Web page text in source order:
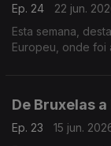
Ep. 24
22 jun.
Esta semana,
Europeu, onde foi
De Bruxelas a
Ep. 23
15 jun.